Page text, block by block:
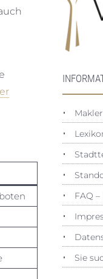
FAQ
Sie